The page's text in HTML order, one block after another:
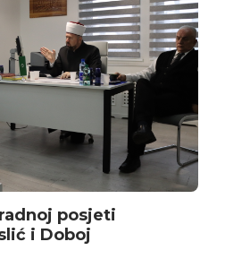
posjeti
i Doboj